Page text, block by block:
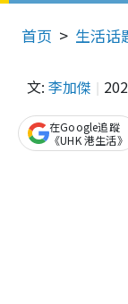
首页 生活话
文: 李加傑
在Google追蹤
《UHK 港生活》